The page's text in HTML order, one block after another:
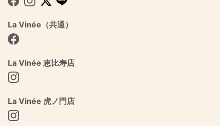
Facebook
Instagram
Twitter
La Vinée（共通）
Facebook
La Vinée 恵比寿店
Instagram
La Vinée 虎ノ門店
Instagram